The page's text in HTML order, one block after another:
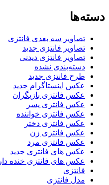
دسته‌ها
تصاویر سه بعدی فانتزی
تصاویر فانتزی جدید
تصاویر فانتزی دیدنی
دسته‌بندی نشده
طرح فانتزی جدید
عکس اینستاگرام جدید
عکس فانتزی بازیگران
عکس فانتزی پسر
عکس فانتزی خواننده
عکس فانتزی دختر
عکس فانتزی زن
عکس فانتزی مرد
عکس های فانتزی جدید
عکس های فانتزی خنده دار
فانتزی
مدل فانتزی